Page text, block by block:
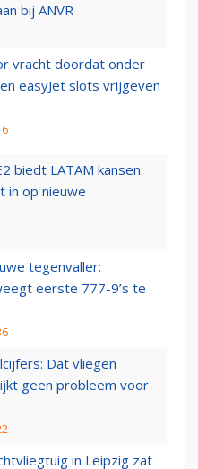
bij ANVR
vracht doordat onder
easyJet slots vrijgeven
biedt LATAM kansen:
in op nieuwe
tegenvaller:
eerste 777-9’s te
Dat vliegen
geen probleem voor
in Leipzig zat